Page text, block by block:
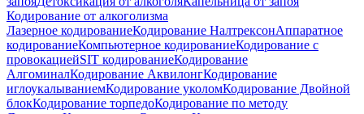
Кодирование от алкоголизма
Лазерное кодированиеКодирование НалтрексонАппаратное
кодированиеКомпьютерное кодированиеКодирование с
провокациейSIT кодированиеКодирование
АлгоминалКодирование АквилонгКодирование
иглоукалываниемКодирование уколомКодирование Двойной
блокКодирование торпедоКодирование по методу